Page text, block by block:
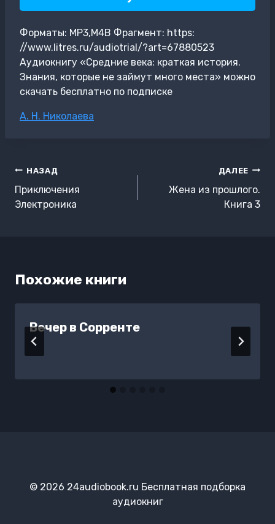
Форматы: MP3,M4B Фрагмент: https:
//www.litres.ru/audiotrial/?art=67880523
Аудиокнигу «Средние века: краткая история.
Знания, которые не займут много места» можно
скачать бесплатно по подписке
Метки
А. Н. Николаева
Навигация
по
записям
НАЗАД
Приключения
Электроника
ДАЛЕЕ
Жена из прошлого.
Книга 3
Похожие книги
Вечер в Сорренте
© 2026 24audiobook.ru Бесплатная подборка
аудиокниг